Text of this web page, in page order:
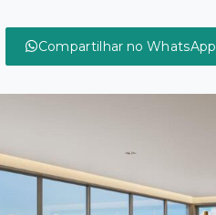
Compartilhar no WhatsApp